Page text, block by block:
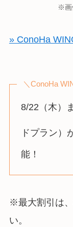
※画
» ConoHa
＼ConoHa
8/22（木）
ドプラン）
能！
※最大割引は
い。